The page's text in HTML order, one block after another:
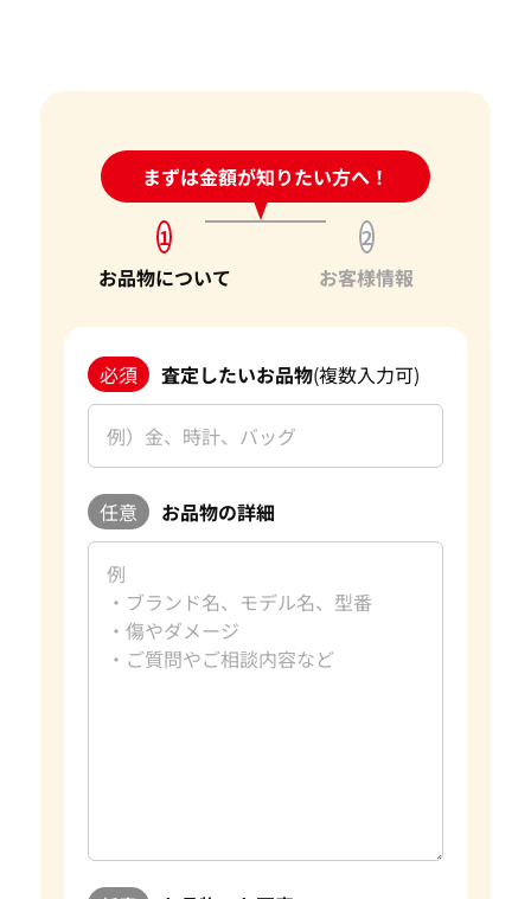
最良の買取価格をご提示できるよう努めております。
お客様にとって最良の結果をご提供できたことは、私たちに
とって何よりの励みとなります。お客様からの感謝の言葉をい
ただけることは、私たちの信頼を第一に考えたサービスが報
われた証です。今後もお客様からいただいた信頼を裏切らない
よう、サービスの向上に努め、さらに多くのお客様にご満足
いただけるよう精進してまいります。
宝石以外にも、金・貴金属やブランド品などのご売却をお考
えの際は、ぜひ「おたからや」をご利用ください。お客様の
大切なお品物を最良の価格でお取引できるよう、査定員一
同、ご満足いただける買取を提供してまいります。 改めて、
この度はご利用いただき、誠にありがとうございました。お
客様のまたのご利用を心よりお待ち申し上げております。
おたからやの宝石買取査定
宝石買取専門査定員
旅行、読書
日々是好日
好きなブランドダイヤモンド・宝石
過去の買取品例10カラットダイヤモンド
タッフやダイヤモンドテスターなどの専門の査定具を完備し
ダイヤモンドの買取価格には、どんなことが影響しま
身分証明書がなぜ必要？
まずは金額が知りたい方へ！
24時間受付中!問い合わせフォーム
1
お品物について
2
お客様情報
必須 査定したいお品物(複数入力可)
任意 お品物の詳細